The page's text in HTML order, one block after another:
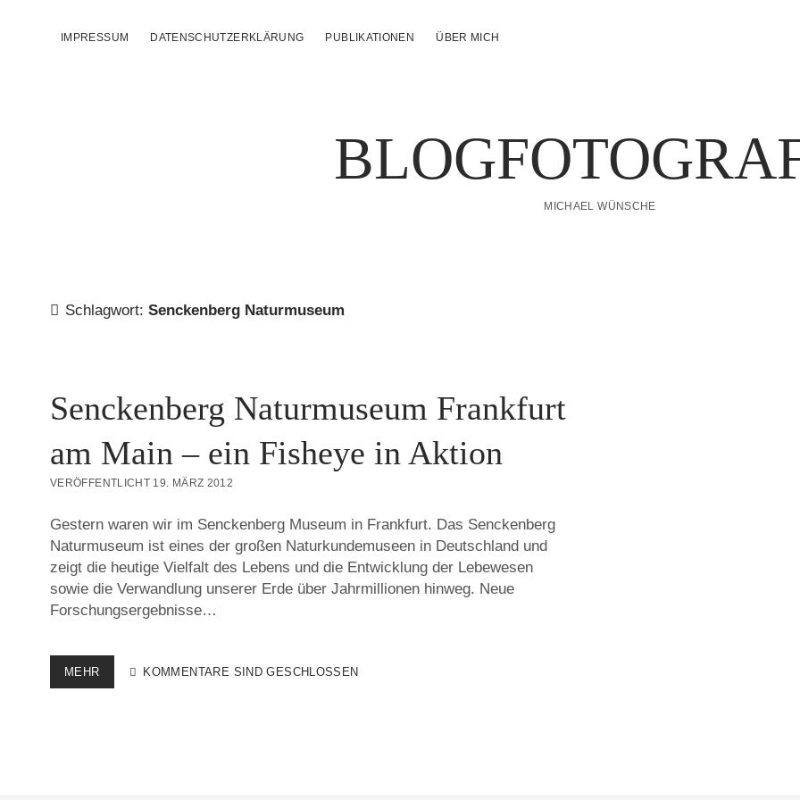
IMPRESSUM DATENSCHUTZERKLÄRUNG PUBLIKATIONEN ÜBER MICH
MICHAEL WÜNSCHE
Schlagwort: Senckenberg Naturmuseum
Senckenberg Naturmuseum Frankfurt
am Main – ein Fisheye in Aktion
VERÖFFENTLICHT 19. MÄRZ 2012
Gestern waren wir im Senckenberg Museum in Frankfurt. Das Senckenberg
Naturmuseum ist eines der großen Naturkundemuseen in Deutschland und
zeigt die heutige Vielfalt des Lebens und die Entwicklung der Lebewesen
sowie die Verwandlung unserer Erde über Jahrmillionen hinweg. Neue
Forschungsergebnisse…
MEHRSENCKENBERG
NATURMUSEUM
KOMMENTARE SIND GESCHLOSSEN